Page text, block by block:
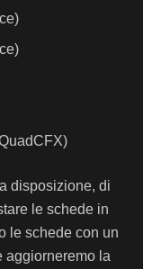
disposizione, di
le schede in
le schede con un
aggiorneremo la